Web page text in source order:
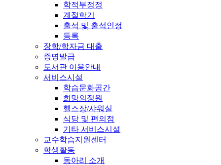
학적부정정
계절학기
출석 및 출석인정
등록
장학/학자금 대출
증명발급
도서관 이용안내
서비스시설
학습문화공간
희망의정원
헬스장/샤워실
식당 및 편의점
기타 서비스시설
교수학습지원센터
학생활동
동아리 소개